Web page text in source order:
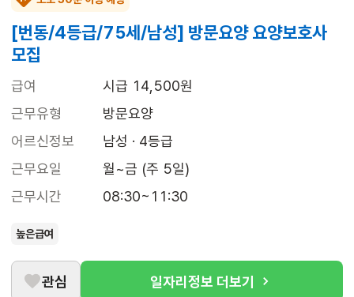
[번동/4등급/75세/남성] 방문요양 요양보호사
모집
급여
시급 14,500원
근무유형
방문요양
어르신정보
남성 · 4등급
근무요일
월~금 (주 5일)
근무시간
08:30~11:30
높은급여
관심 일자리정보 더보기